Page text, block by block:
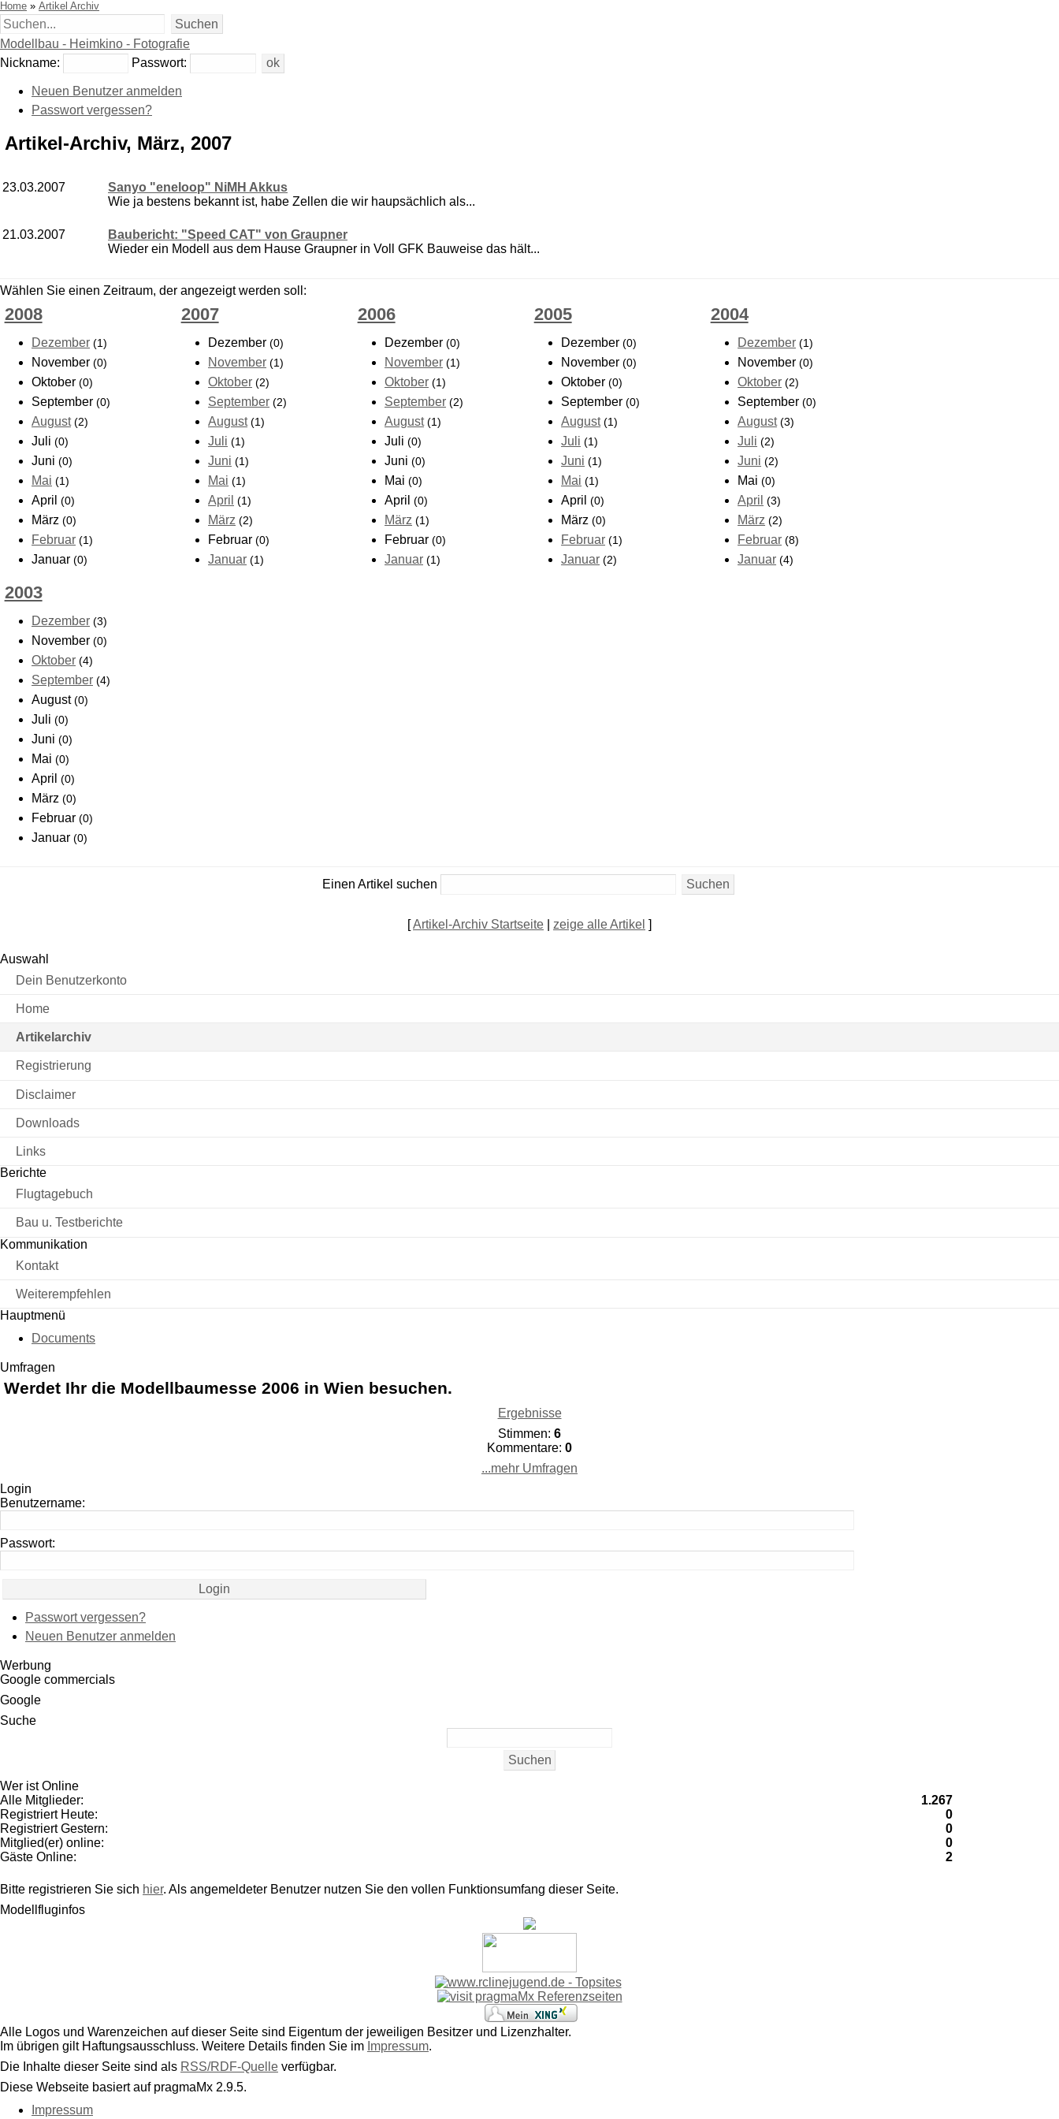
Home » Artikel Archiv
Modellbau - Heimkino - Fotografie
Nickname:
Passwort:
Neuen Benutzer anmelden
Passwort vergessen?
Artikel-Archiv, März, 2007
23.03.2007
Sanyo "eneloop" NiMH Akkus
Wie ja bestens bekannt ist, habe Zellen die wir haupsächlich als...
21.03.2007
Baubericht: "Speed CAT" von Graupner
Wieder ein Modell aus dem Hause Graupner in Voll GFK Bauweise das hält...
Wählen Sie einen Zeitraum, der angezeigt werden soll:
2008
Dezember (1)
November (0)
Oktober (0)
September (0)
August (2)
Juli (0)
Juni (0)
Mai (1)
April (0)
März (0)
Februar (1)
Januar (0)
2007
Dezember(0)
November (1)
Oktober (2)
September (2)
August (1)
Juli (1)
Juni (1)
Mai (1)
April (1)
März (2)
Februar(0)
Januar (1)
2006
Dezember(0)
November (1)
Oktober (1)
September (2)
August (1)
Juli(0)
Juni(0)
Mai(0)
April(0)
März (1)
Februar(0)
Januar (1)
2005
Dezember(0)
November(0)
Oktober(0)
September(0)
August (1)
Juli (1)
Juni (1)
Mai (1)
April(0)
März(0)
Februar (1)
Januar (2)
2004
Dezember (1)
November(0)
Oktober (2)
September(0)
August (3)
Juli (2)
Juni (2)
Mai(0)
April (3)
März (2)
Februar (8)
Januar (4)
2003
Dezember (3)
November (0)
Oktober (4)
September (4)
August (0)
Juli (0)
Juni (0)
Mai (0)
April (0)
März (0)
Februar (0)
Januar (0)
Einen Artikel suchen
[Artikel-Archiv Startseite zeige alle Artikel ]
Auswahl
Dein Benutzerkonto
Home
Artikelarchiv
Registrierung
Disclaimer
Downloads
Links
Berichte
Flugtagebuch
Bau u. Testberichte
Kommunikation
Kontakt
Weiterempfehlen
Hauptmenü
Documents
Umfragen
Werdet Ihr die Modellbaumesse 2006 in Wien besuchen.
Ergebnisse
Stimmen: 6
Kommentare: 0
...mehr Umfragen
Login
Benutzername:
Passwort:
Passwort vergessen?
Neuen Benutzer anmelden
Werbung
Google commercials
Google
Suche
Wer ist Online
Alle Mitglieder:
1.267
Registriert Heute:
0
Registriert Gestern:
0
Mitglied(er) online:
0
Gäste Online:
2
Bitte registrieren Sie sich hier. Als angemeldeter Benutzer nutzen Sie den vollen Funktionsumfang dieser Seite.
Modellfluginfos
Alle Logos und Warenzeichen auf dieser Seite sind Eigentum der jeweiligen Besitzer und Lizenzhalter.
Im übrigen gilt Haftungsausschluss. Weitere Details finden Sie im Impressum.
Die Inhalte dieser Seite sind als RSS/RDF-Quelle verfügbar.
Diese Webseite basiert auf pragmaMx 2.9.5.
Impressum